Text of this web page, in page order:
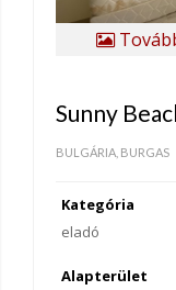
Sunny
BULGÁRIA, BURGAS
Kategória
eladó
Alapterület